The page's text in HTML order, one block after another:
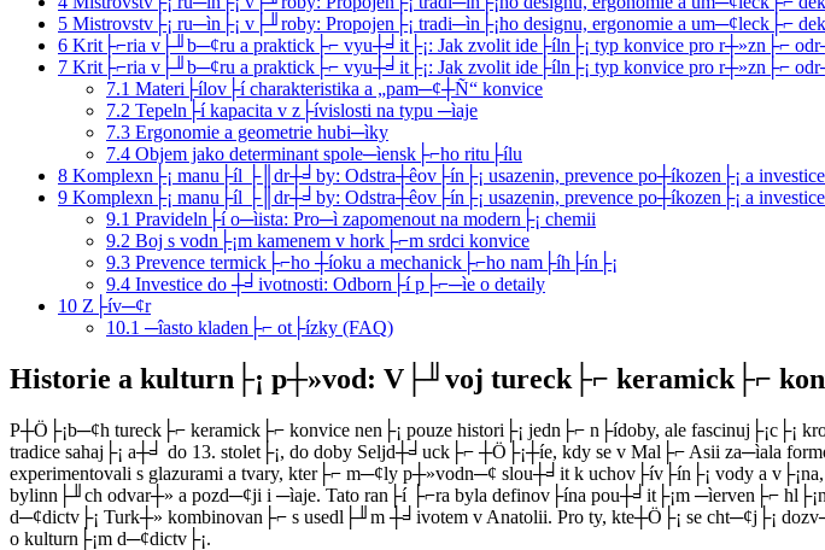
5 Mistrovstv├¡ ru─ìn├¡ v├╜roby: Propojen├¡ tradi─ìn├¡ho designu, ergonomie a um─¢leck├⌐
6 Krit├⌐ria v├╜b─¢ru a praktick├⌐ vyu┼╛it├¡: Jak zvolit ide├íln├¡ typ konvice pro r┼»zn├⌐
7 Krit├⌐ria v├╜b─¢ru a praktick├⌐ vyu┼╛it├¡: Jak zvolit ide├íln├¡ typ konvice pro r┼»zn├⌐
7.1 Materi├ílov├í charakteristika a „pam─¢┼Ñ“ konvice
7.2 Tepeln├í kapacita v z├ívislosti na typu ─ìaje
7.3 Ergonomie a geometrie hubi─ìky
7.4 Objem jako determinant spole─ìensk├⌐ho ritu├ílu
8 Komplexn├¡ manu├íl ├║dr┼╛by: Odstra┼êov├ín├¡ usazenin, prevence po┼íkozen├¡ a
9 Komplexn├¡ manu├íl ├║dr┼╛by: Odstra┼êov├ín├¡ usazenin, prevence po┼íkozen├¡ a
9.1 Pravideln├í o─ìista: Pro─ì zapomenout na modern├¡ chemii
9.2 Boj s vodn├¡m kamenem v hork├⌐m srdci konvice
9.3 Prevence termick├⌐ho ┼íoku a mechanick├⌐ho nam├íh├ín├¡
9.4 Investice do ┼╛ivotnosti: Odborn├í p├⌐─ìe o detaily
10 Z├ív─¢r
10.1 ─îasto kladen├⌐ ot├ízky (FAQ)
Historie a kulturn├¡ p┼»vod: V├╜voj tureck├⌐ keramick├⌐
P┼Ö├¡b─¢h tureck├⌐ keramick├⌐ konvice nen├¡ pouze histori├¡ jedn├⌐ n├ídoby, ale fascinuj├¡c├¡
tradice sahaj├¡ a┼╛ do 13. stolet├¡, do doby Seljd┼╛uck├⌐ ┼Ö├¡┼íe, kdy se v Mal├⌐ Asii za─ìala
experimentovali s glazurami a tvary, kter├⌐ m─¢ly p┼»vodn─¢ slou┼╛it k uchov├ív├ín├¡ vody a
bylinn├╜ch odvar┼» a pozd─¢ji i ─ìaje. Tato ran├í ├⌐ra byla definov├ína pou┼╛it├¡m ─ìerven├⌐
d─¢dictv├¡ Turk┼» kombinovan├⌐ s usedl├╜m ┼╛ivotem v Anatolii. Pro ty, kte┼Ö├¡ se cht─¢j├¡
o kulturn├¡m d─¢dictv├¡.